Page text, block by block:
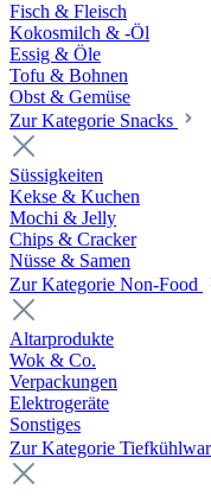
Fisch & Fleisch
Kokosmilch & -Öl
Essig & Öle
Tofu & Bohnen
Obst & Gemüse
Zur Kategorie Snacks
Süssigkeiten
Kekse & Kuchen
Mochi & Jelly
Chips & Cracker
Nüsse & Samen
Zur Kategorie Non-Food
Altarprodukte
Wok & Co.
Verpackungen
Elektrogeräte
Sonstiges
Zur Kategorie